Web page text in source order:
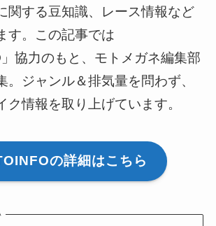
関する豆知識、レース情報など
す。この記事では
」協力のもと、モトメガネ編集部
。ジャンル＆排気量を問わず、
ク情報を取り上げています。
の詳細はこちら